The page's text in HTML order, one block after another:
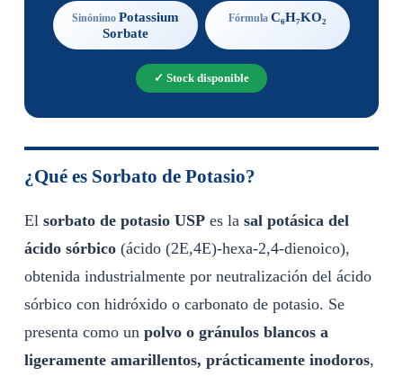
Sinónimo Potassium
Sorbate
FórmulaC₆H₇KO₂
✓ Stock disponible
¿Qué es Sorbato de Potasio?
El sorbato de potasio USPes la sal potásica del
ácido sórbico(ácido (2E,4E)-hexa-2,4-dienoico),
obtenida industrialmente por neutralización del ácido
sórbico con hidróxido o carbonato de potasio. Se
presenta como un polvo o gránulos blancos a
ligeramente amarillentos, prácticamente inodoros,